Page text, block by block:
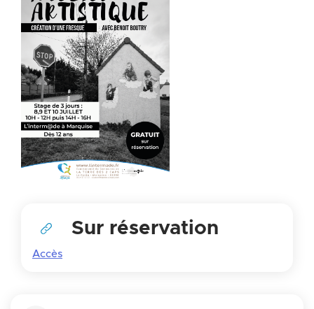
Sur réservation
Accès